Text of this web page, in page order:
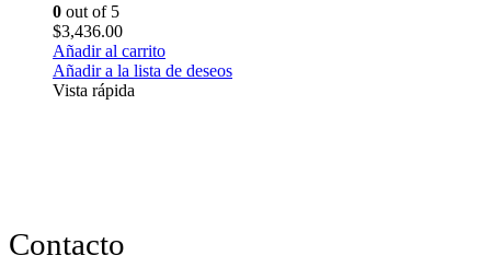
0 out of 5
$3,436.00
Añadir al carrito
Añadir a la lista de deseos
Vista rápida
Contacto